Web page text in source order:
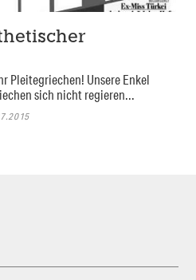
Pleitegriechen! Unsere Enkel
sich nicht regieren...